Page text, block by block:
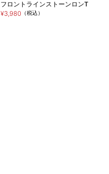
フロントラインストーンロンT
¥3,980 （税込）